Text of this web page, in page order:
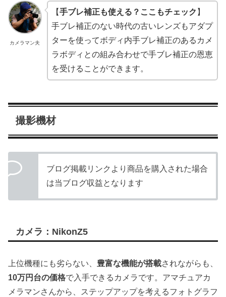
カメラマン夫
【手ブレ補正も使える？ここもチェック 】
手ブレ補正のない時代の古いレンズもアダプ
ターを使ってボディ内手ブレ補正のあるカメ
ラボディとの組み合わせで手ブレ補正の恩恵
を受けることができます。
撮影機材
ブログ掲載リンクより商品を購入された場合
は当ブログ収益となります
カメラ：NikonZ5
上位機種にも劣らない、 豊富な機能が搭載されながらも、
10万円台の価格で入手できるカメラです。アマチュアカ
メラマンさんから、ステップアップを考えるフォトグラフ